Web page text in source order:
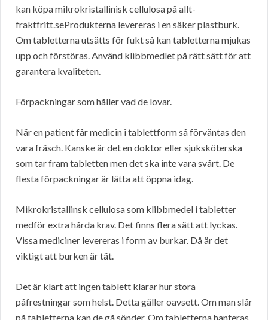
kan köpa mikrokristallinisk cellulosa på allt-
fraktfritt.seProdukterna levereras i en säker plastburk.
Om tabletterna utsätts för fukt så kan tabletterna mjukas
upp och förstöras. Använd klibbmedlet på rätt sätt för att
garantera kvaliteten.
Förpackningar som håller vad de lovar.
När en patient får medicin i tablettform så förväntas den
vara fräsch. Kanske är det en doktor eller sjuksköterska
som tar fram tabletten men det ska inte vara svårt. De
flesta förpackningar är lätta att öppna idag.
Mikrokristallinsk cellulosa som klibbmedel i tabletter
medför extra hårda krav. Det finns flera sätt att lyckas.
Vissa mediciner levereras i form av burkar. Då är det
viktigt att burken är tät.
Det är klart att ingen tablett klarar hur stora
påfrestningar som helst. Detta gäller oavsett. Om man slår
på tabletterna kan de gå sönder. Om tabletterna hanteras